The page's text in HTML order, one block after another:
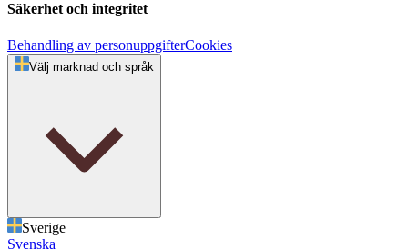
Säkerhet och integritet
Behandling av personuppgifterCookies
Välj marknad och språk
Sverige
Svenska